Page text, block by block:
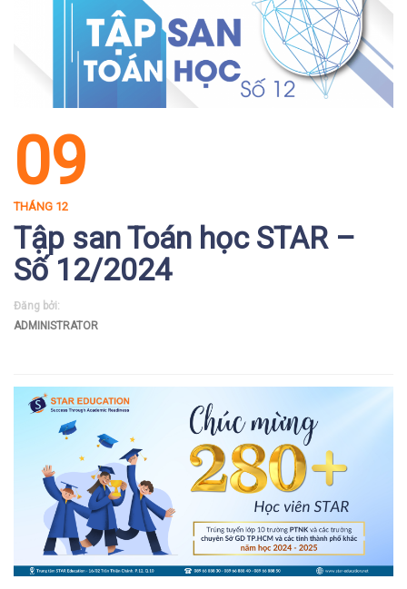
09
THÁNG 12
Tập san Toán học STAR –
Số 12/2024
Đăng bởi:
ADMINISTRATOR